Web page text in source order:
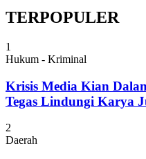
TERPOPULER
1
Hukum - Kriminal
Krisis Media Kian
Tegas Lindungi Karya
2
Daerah